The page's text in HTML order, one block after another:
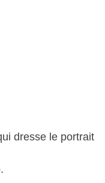
dresse le portrait
.